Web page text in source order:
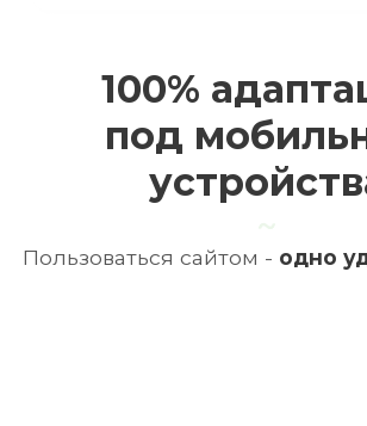
100%
под
Пользоваться сайтом - одно